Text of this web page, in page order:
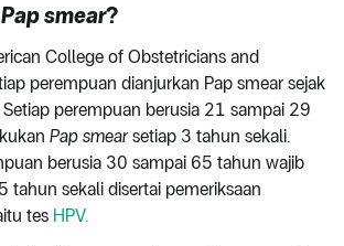
Pap smear?
College of Obstetricians and
perempuan dianjurkan Pap smear sejak
perempuan berusia 21 sampai 29
Pap smearsetiap 3 tahun sekali.
berusia 30 sampai 65 tahun wajib
tahun sekali disertai pemeriksaan
tes HPV.